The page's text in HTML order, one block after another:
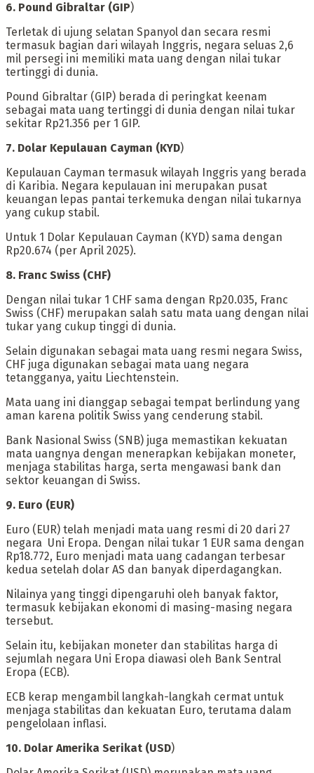
‎6. Pound Gibraltar (GIP)
‎Terletak di ujung selatan Spanyol dan secara resmi
termasuk bagian dari wilayah Inggris, negara seluas 2,6
mil persegi ini memiliki mata uang dengan nilai tukar
tertinggi di dunia.
Pound Gibraltar (GIP) berada di peringkat keenam
sebagai mata uang tertinggi di dunia dengan nilai tukar
sekitar Rp21.356 per 1 GIP.
‎7. Dolar Kepulauan Cayman (KYD)
‎Kepulauan Cayman termasuk wilayah Inggris yang berada
di Karibia. Negara kepulauan ini merupakan pusat
keuangan lepas pantai terkemuka dengan nilai tukarnya
yang cukup stabil.
Untuk 1 Dolar Kepulauan Cayman (KYD) sama dengan
Rp20.674 (per April 2025).
‎8. Franc Swiss (CHF)
‎Dengan nilai tukar 1 CHF sama dengan Rp20.035, Franc
Swiss (CHF) merupakan salah satu mata uang dengan nilai
tukar yang cukup tinggi di dunia.
Selain digunakan sebagai mata uang resmi negara Swiss,
CHF juga digunakan sebagai mata uang negara
tetangganya, yaitu Liechtenstein.
‎Mata uang ini dianggap sebagai tempat berlindung yang
aman karena politik Swiss yang cenderung stabil.
Bank Nasional Swiss (SNB) juga memastikan kekuatan
mata uangnya dengan menerapkan kebijakan moneter,
menjaga stabilitas harga, serta mengawasi bank dan
sektor keuangan di Swiss.
9. Euro (EUR)
‎Euro (EUR) telah menjadi mata uang resmi di 20 dari 27
negara Uni Eropa. Dengan nilai tukar 1 EUR sama dengan
Rp18.772, Euro menjadi mata uang cadangan terbesar
kedua setelah dolar AS dan banyak diperdagangkan.
‎Nilainya yang tinggi dipengaruhi oleh banyak faktor,
termasuk kebijakan ekonomi di masing-masing negara
tersebut.
Selain itu, kebijakan moneter dan stabilitas harga di
sejumlah negara Uni Eropa diawasi oleh Bank Sentral
Eropa (ECB).
ECB kerap mengambil langkah-langkah cermat untuk
menjaga stabilitas dan kekuatan Euro, terutama dalam
pengelolaan inflasi.
‎10. Dolar Amerika Serikat (USD)